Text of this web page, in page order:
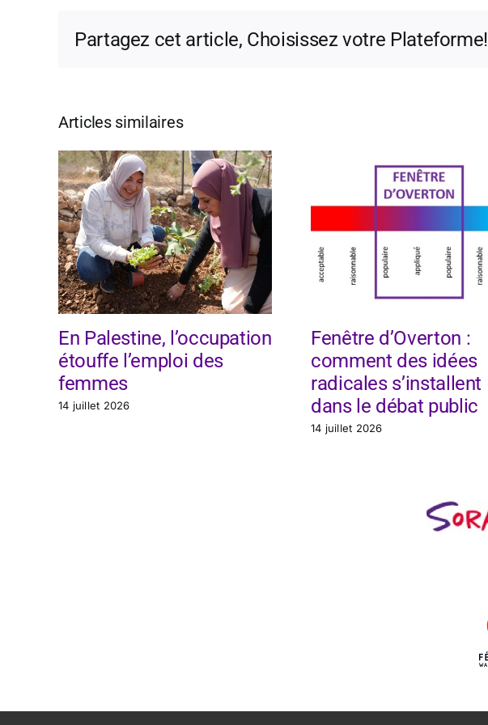
Partagez cet article, Choisissez votre Plateforme!
Articles similaires
En Palestine, l’occupation
étouffe l’emploi des
femmes
14 juillet 2026
Fenêtre d’Overton :
comment des idées
radicales s’installent
dans le débat public
14 juillet 2026